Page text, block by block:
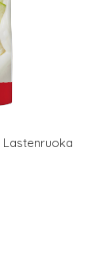
Lastenruoka